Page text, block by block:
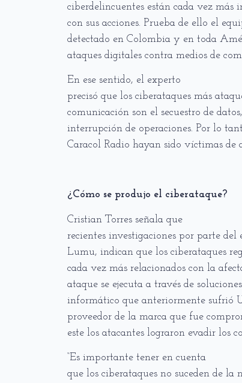
ciberdelincuentes están cada vez más
con sus acciones. Prueba de ello el
detectado en Colombia y en toda
ataques digitales contra medios de
En ese sentido, el experto
precisó que los ciberataques más
comunicación son el secuestro de
interrupción de operaciones. Por lo
Caracol Radio hayan sido víctimas de
¿Cómo se produjo el ciberataque?
Cristian Torres señala que
recientes investigaciones por parte
Lumu, indican que los ciberataques
cada vez más relacionados con la
ataque se ejecuta a través de
informático que anteriormente sufrió
proveedor de la marca que fue
este los atacantes lograron evadir los
“Es importante tener en cuenta
que los ciberataques no suceden de la